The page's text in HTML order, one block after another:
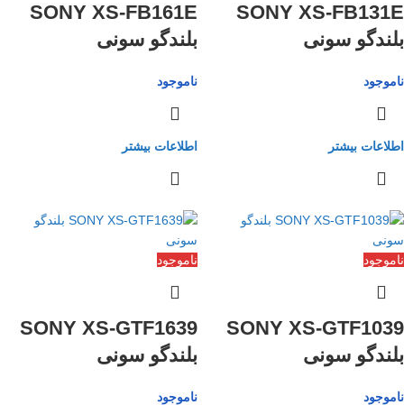
SONY XS-FB131E
بلندگو سونی
ناموجود
اطلاعات بیشتر
SONY XS-FB161E
بلندگو سونی
ناموجود
اطلاعات بیشتر
ناموجود
SONY XS-GTF1039
بلندگو سونی
ناموجود
ناموجود
SONY XS-GTF1639
بلندگو سونی
ناموجود